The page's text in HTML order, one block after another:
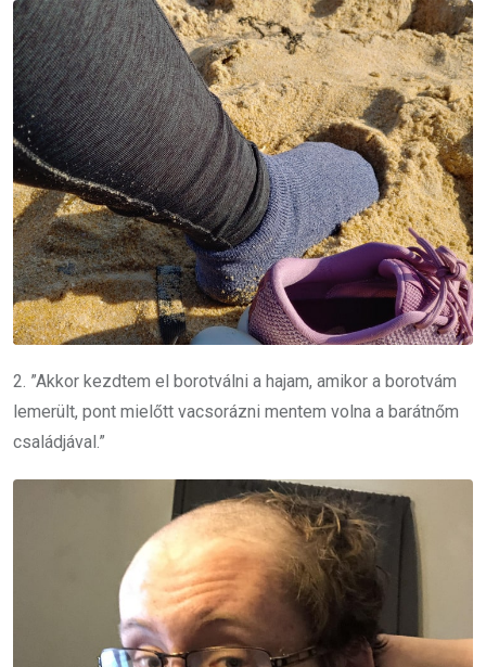
2. ”Akkor kezdtem el borotválni a hajam, amikor a borotvám
lemerült, pont mielőtt vacsorázni mentem volna a barátnőm
családjával.”